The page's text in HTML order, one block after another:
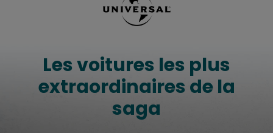
Les voitures les plus
extraordinaires de la
saga